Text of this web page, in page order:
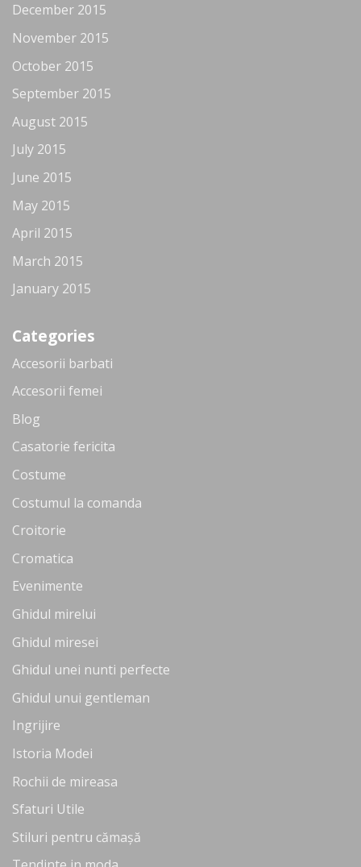
December 2015
November 2015
October 2015
September 2015
August 2015
July 2015
June 2015
May 2015
April 2015
March 2015
January 2015
Categories
Accesorii barbati
Accesorii femei
Blog
Casatorie fericita
Costume
Costumul la comanda
Croitorie
Cromatica
Evenimente
Ghidul mirelui
Ghidul miresei
Ghidul unei nunti perfecte
Ghidul unui gentleman
Ingrijire
Istoria Modei
Rochii de mireasa
Sfaturi Utile
Stiluri pentru cămașă